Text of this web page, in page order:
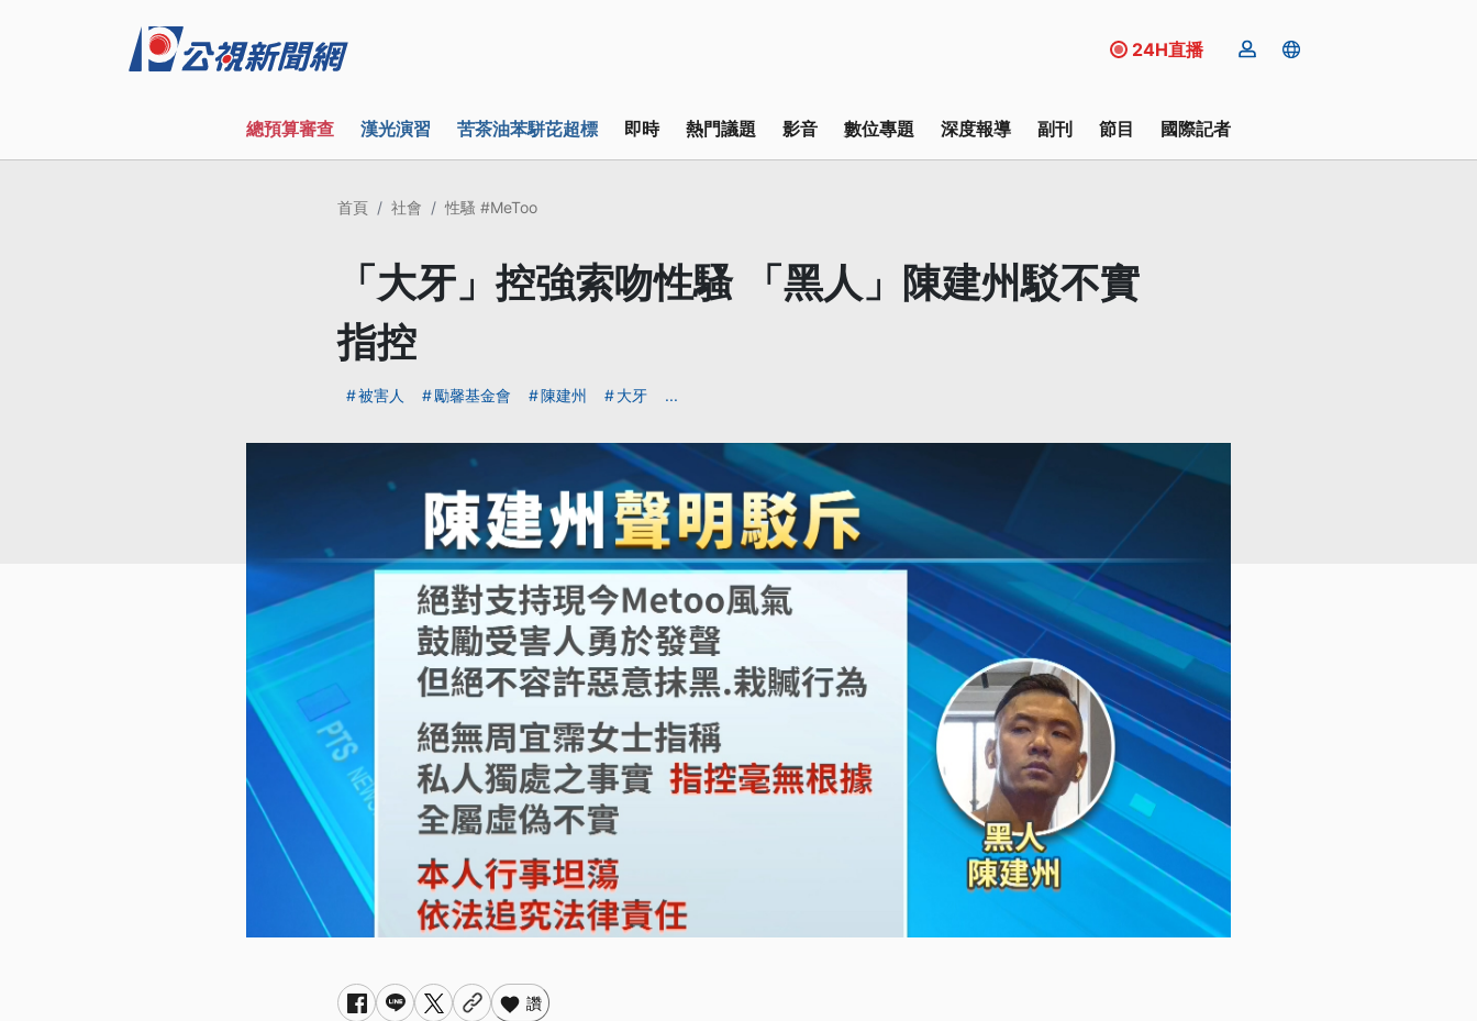
24H直播
總預算審查 漢光演習 苦茶油苯駢芘超標 即時 熱門議題 影音 數位專題 深度報導 副刊 節目 國際記者
首頁 社會 性騷 #MeToo
「大牙」控強索吻性騷 「黑人」陳建州駁不實
指控
被害人 勵馨基金會 陳建州 大牙 ...
讚